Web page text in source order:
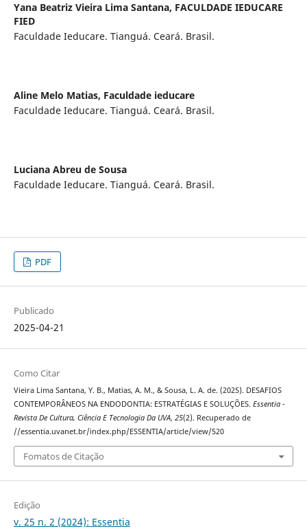
Yana Beatriz Vieira Lima Santana, FACULDADE IEDUCARE
FIED
Faculdade Ieducare. Tianguá. Ceará. Brasil.
Aline Melo Matias, Faculdade ieducare
Faculdade Ieducare. Tianguá. Ceará. Brasil.
Luciana Abreu de Sousa
Faculdade Ieducare. Tianguá. Ceará. Brasil.
PDF
Publicado
2025-04-21
Como Citar
Vieira Lima Santana, Y. B., Matias, A. M., & Sousa, L. A. de. (2025). DESAFIOS
CONTEMPORÂNEOS NA ENDODONTIA: ESTRATÉGIAS E SOLUÇÕES. Essentia -
Revista De Cultura, Ciência E Tecnologia Da UVA, 25(2). Recuperado de
//essentia.uvanet.br/index.php/ESSENTIA/article/view/520
Fomatos de Citação
Edição
v. 25 n. 2 (2024): Essentia